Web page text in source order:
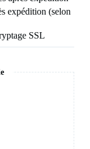
expédition (selon
SSL